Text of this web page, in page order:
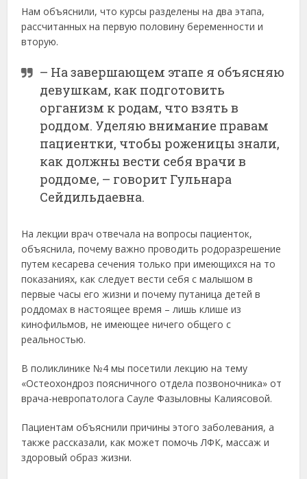
Нам объяснили, что курсы разделены на два этапа,
рассчитанных на первую половину беременности и
вторую.
– На завершающем этапе я объясняю
девушкам, как подготовить
организм к родам, что взять в
роддом. Уделяю внимание правам
пациентки, чтобы роженицы знали,
как должны вести себя врачи в
роддоме, – говорит Гульнара
Сейдильдаевна.
На лекции врач отвечала на вопросы пациенток,
объяснила, почему важно проводить родоразрешение
путем кесарева сечения только при имеющихся на то
показаниях, как следует вести себя с малышом в
первые часы его жизни и почему путаница детей в
роддомах в настоящее время – лишь клише из
кинофильмов, не имеющее ничего общего с
реальностью.
В поликлинике №4 мы посетили лекцию на тему
«Остеохондроз поясничного отдела позвоночника» от
врача-невропатолога Сауле Фазыловны Калиясовой.
Пациентам объяснили причины этого заболевания, а
также рассказали, как может помочь ЛФК, массаж и
здоровый образ жизни.